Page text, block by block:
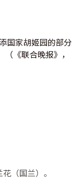
国家胡姬园的部分
《联合晚报》，
（国兰）。